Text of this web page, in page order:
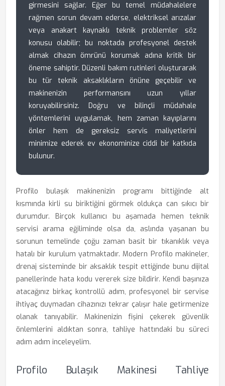
girmesini sağlar. Eğer bu temel müdahalelere
rağmen sorun devam ederse, elektriksel arızalar
veya anakart kaynaklı teknik problemler söz
konusu olabilir; bu noktada profesyonel destek
almak cihazın ömrünü korumak adına kritik bir
öneme sahiptir. Düzenli bakım rutinleri oluşturarak
bu tür teknik aksaklıkların önüne geçebilir ve
makinenizin performansını uzun yıllar
koruyabilirsiniz. Doğru ve bilinçli müdahale
yöntemlerini uygulamak, hem zaman kayıplarını
önler hem de gereksiz servis maliyetlerini
minimize ederek ev ekonominize ciddi bir katkıda
bulunur.
Profilo bulaşık makinenizin programı bittiğinde alt
kısmında kirli su biriktiğini görmek oldukça can sıkıcı bir
durumdur. Birçok kullanıcı bu aşamada hemen teknik
servisi arama eğiliminde olsa da, aslında yaşanan bu
sorunun temelinde çoğu zaman basit bir tıkanıklık veya
hatalı bir kurulum yatmaktadır. Modern Profilo makineler,
drenaj sisteminde bir aksaklık tespit ettiğinde bunu dijital
panellerinde hata kodu vererek size bildirir. Kendi başınıza
atacağınız birkaç kontrollü adım, profesyonel bir servise
ihtiyaç duymadan cihazınızı tekrar çalışır hale getirmenize
olanak tanıyabilir. Makinenizin fişini çekerek güvenlik
önlemlerini aldıktan sonra, tahliye hattındaki bu süreci
adım adım inceleyelim.
Profilo Bulaşık Makinesi Tahliye